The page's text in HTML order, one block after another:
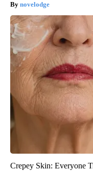
novelodge
Crepey Skin: Everyone